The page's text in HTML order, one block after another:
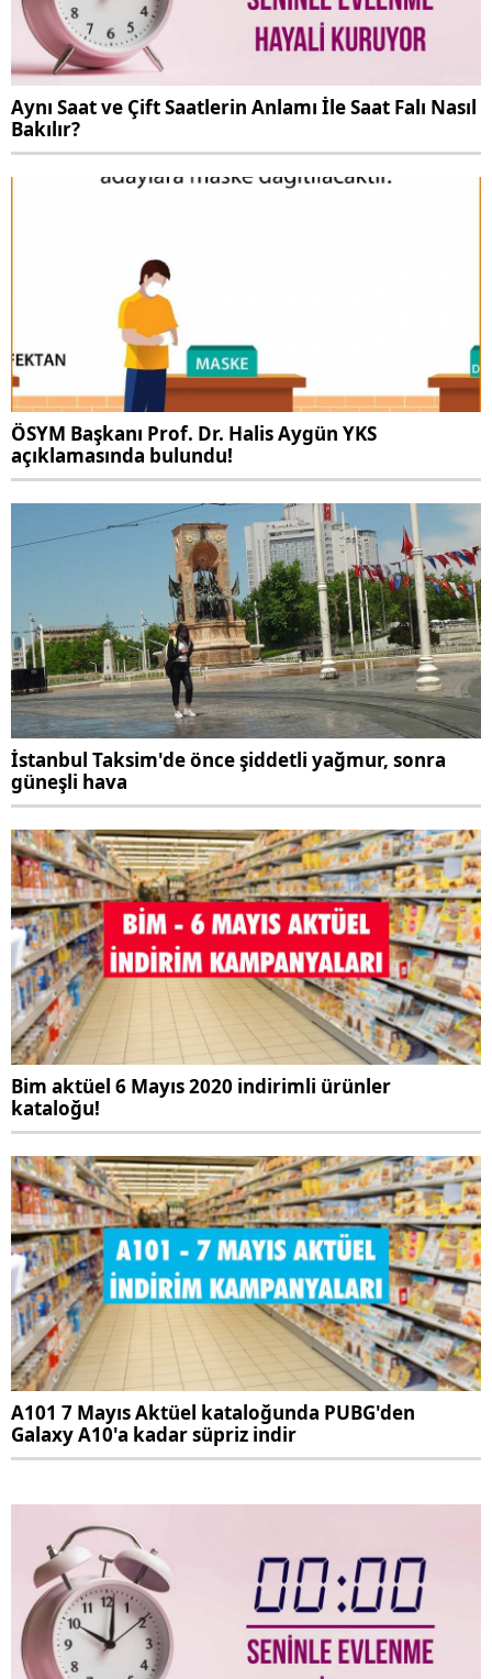
Aynı Saat ve Çift Saatlerin Anlamı İle Saat Falı Nasıl
Bakılır?
ÖSYM Başkanı Prof. Dr. Halis Aygün YKS
açıklamasında bulundu!
İstanbul Taksim'de önce şiddetli yağmur, sonra
güneşli hava
Bim aktüel 6 Mayıs 2020 indirimli ürünler
kataloğu!
A101 7 Mayıs Aktüel kataloğunda PUBG'den
Galaxy A10'a kadar süpriz indir